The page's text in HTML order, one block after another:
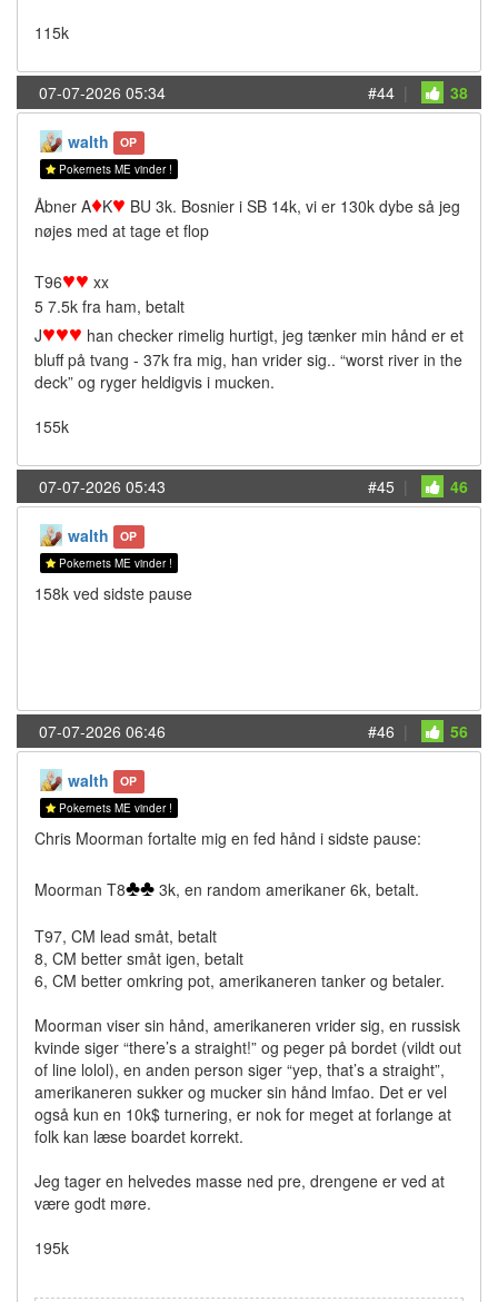
115k
07-07-2026 05:34 #44 | 38
walth OP
Pokernets ME vinder !
Åbner A♦K♥ BU 3k. Bosnier i SB 14k, vi er 130k dybe så jeg
nøjes med at tage et flop
T96♥♥ xx
5 7.5k fra ham, betalt
J♥♥♥ han checker rimelig hurtigt, jeg tænker min hånd er et
bluff på tvang - 37k fra mig, han vrider sig.. “worst river in the
deck” og ryger heldigvis i mucken.
155k
07-07-2026 05:43 #45 | 46
walth OP
Pokernets ME vinder !
158k ved sidste pause
07-07-2026 06:46 #46 | 56
walth OP
Pokernets ME vinder !
Chris Moorman fortalte mig en fed hånd i sidste pause:
Moorman T8♣♣ 3k, en random amerikaner 6k, betalt.
T97, CM lead småt, betalt
8, CM better småt igen, betalt
6, CM better omkring pot, amerikaneren tanker og betaler.
Moorman viser sin hånd, amerikaneren vrider sig, en russisk
kvinde siger “there’s a straight!” og peger på bordet (vildt out
of line lolol), en anden person siger “yep, that’s a straight”,
amerikaneren sukker og mucker sin hånd lmfao. Det er vel
også kun en 10k$ turnering, er nok for meget at forlange at
folk kan læse boardet korrekt.
Jeg tager en helvedes masse ned pre, drengene er ved at
være godt møre.
195k